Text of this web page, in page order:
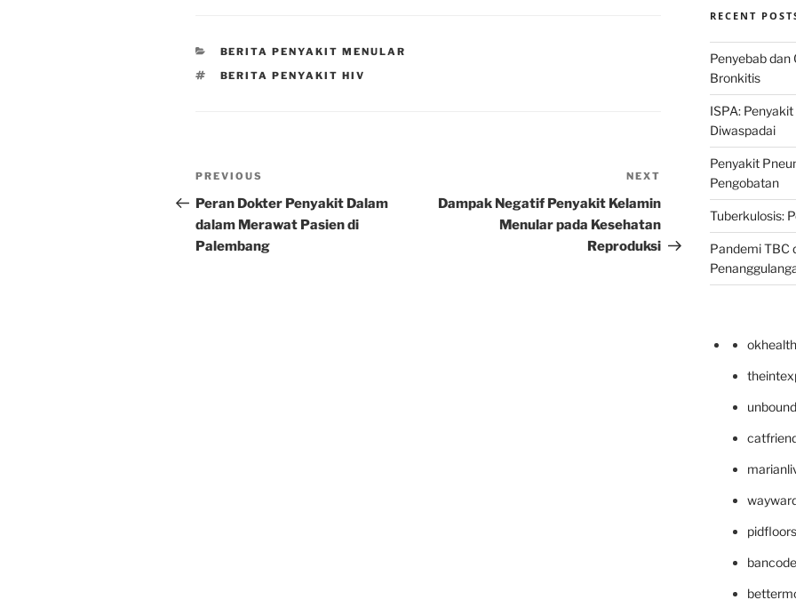
CATEGORIES
BERITA PENYAKIT MENULAR
TAGS
BERITA PENYAKIT HIV
Post
navigation
Previous
Post
PREVIOUS
Peran Dokter Penyakit Dalam
dalam Merawat Pasien di
Palembang
Post
NEXT
Dampak Negatif Penyakit Kelamin
Menular pada Kesehatan
Reproduksi
RECENT
Penyebab dan
Bronkitis
ISPA:
Diwaspadai
Penyakit
Pengobatan
Tuberkulosis:
Pandemi TBC